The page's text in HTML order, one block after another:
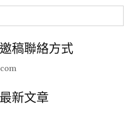
吧!"
稿聯絡方式
最新文章